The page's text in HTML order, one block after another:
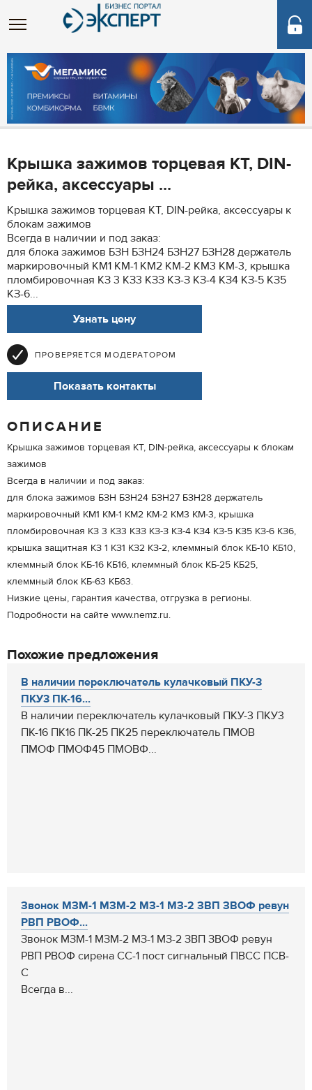
Крышка зажимов торцевая КТ, DIN-
рейка, аксессуары ...
Крышка зажимов торцевая КТ, DIN-рейка, аксессуары к
блокам зажимов
Всегда в наличии и под заказ:
для блока зажимов БЗН БЗН24 БЗН27 БЗН28 держатель
маркировочный КМ1 КМ-1 КМ2 КМ-2 КМ3 КМ-3, крышка
пломбировочная КЗ 3 КЗ3 КЗЗ КЗ-З КЗ-4 КЗ4 КЗ-5 КЗ5
КЗ-6...
Узнать цену
ПРОВЕРЯЕТСЯ МОДЕРАТОРОМ
Показать контакты
ОПИСАНИЕ
Крышка зажимов торцевая КТ, DIN-рейка, аксессуары к блокам
зажимов
Всегда в наличии и под заказ:
для блока зажимов БЗН БЗН24 БЗН27 БЗН28 держатель
маркировочный КМ1 КМ-1 КМ2 КМ-2 КМ3 КМ-3, крышка
пломбировочная КЗ 3 КЗ3 КЗЗ КЗ-З КЗ-4 КЗ4 КЗ-5 КЗ5 КЗ-6 КЗ6,
крышка защитная КЗ 1 КЗ1 КЗ2 КЗ-2, клеммный блок КБ-10 КБ10,
клеммный блок КБ-16 КБ16, клеммный блок КБ-25 КБ25,
клеммный блок КБ-63 КБ63.
Низкие цены, гарантия качества, отгрузка в регионы.
Подробности на сайте www.nemz.ru.
Похожие предложения
В наличии переключатель кулачковый ПКУ-3
ПКУ3 ПК-16...
В наличии переключатель кулачковый ПКУ-3 ПКУ3
ПК-16 ПК16 ПК-25 ПК25 переключатель ПМОВ
ПМОФ ПМОФ45 ПМОВФ...
Звонок МЗМ-1 МЗМ-2 МЗ-1 МЗ-2 ЗВП ЗВОФ ревун
РВП РВОФ...
Звонок МЗМ-1 МЗМ-2 МЗ-1 МЗ-2 ЗВП ЗВОФ ревун
РВП РВОФ сирена СС-1 пост сигнальный ПВСС ПСВ-
С
Всегда в...